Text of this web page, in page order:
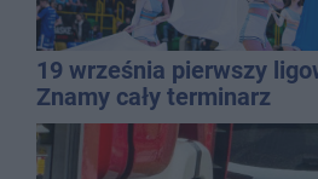
19 września pierwszy
Znamy cały terminarz